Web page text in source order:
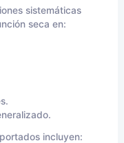
sistemáticas
seca en:
incluyen: